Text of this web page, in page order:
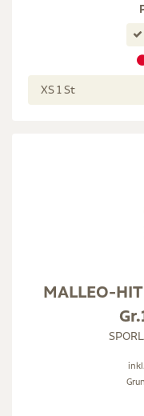
XS 1 St
MALLEO-